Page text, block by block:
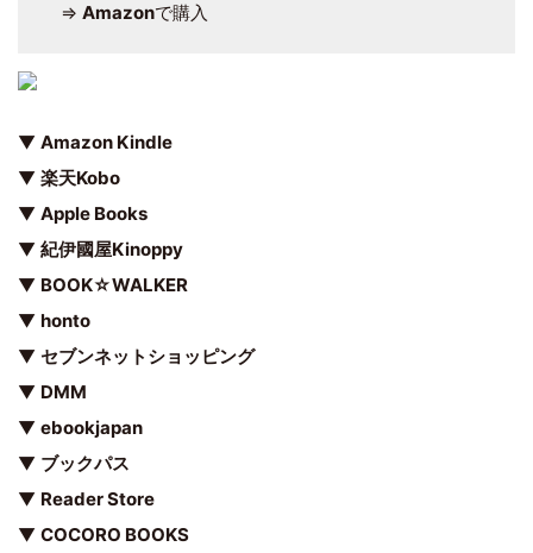
⇒ Amazonで購入
▼ Amazon Kindle
▼ 楽天Kobo
▼ Apple Books
▼ 紀伊國屋Kinoppy
▼ BOOK☆WALKER
▼ honto
▼ セブンネットショッピング
▼ DMM
▼ ebookjapan
▼ ブックパス
▼ Reader Store
▼ COCORO BOOKS